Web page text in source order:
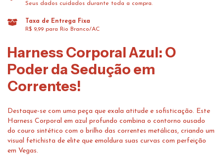
Seus dados cuidados durante toda a compra.
Taxa de Entrega Fixa
R$ 9,99 para Rio Branco/AC
Harness Corporal Azul: O
Poder da Sedução em
Correntes!
Destaque-se com uma peça que exala atitude e sofisticação. Este
Harness Corporal em azul profundo combina o contorno ousado
do couro sintético com o brilho das correntes metálicas, criando um
visual fetichista de elite que emoldura suas curvas com perfeição
em Vegas.